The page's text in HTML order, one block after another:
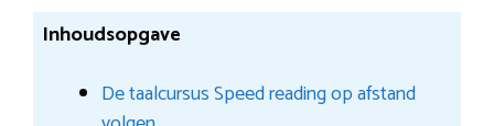
Inhoudsopgave
De taalcursus Speed reading op afstand